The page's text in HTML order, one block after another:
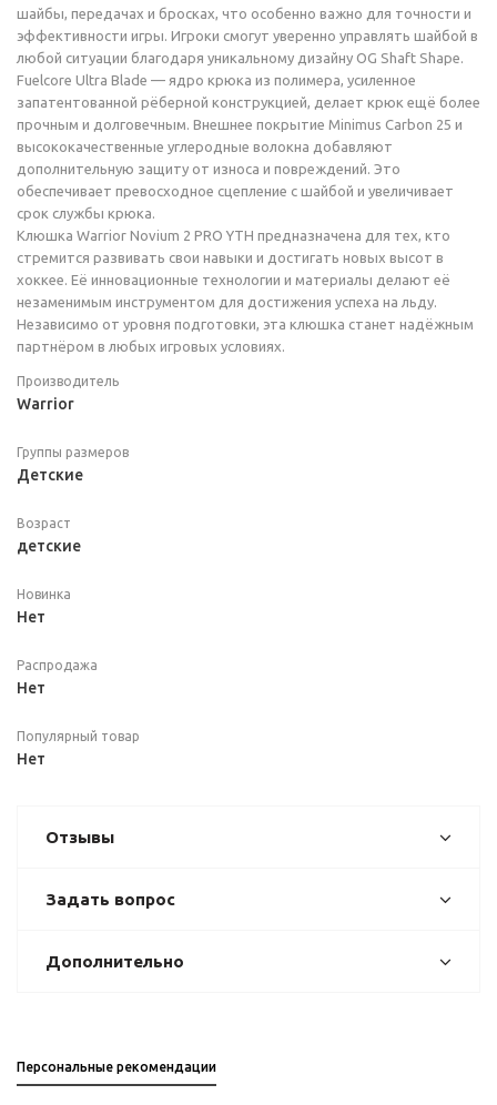
шайбы, передачах и бросках, что особенно важно для точности и
эффективности игры. Игроки смогут уверенно управлять шайбой в
любой ситуации благодаря уникальному дизайну OG Shaft Shape.
Fuelcore Ultra Blade — ядро крюка из полимера, усиленное
запатентованной рёберной конструкцией, делает крюк ещё более
прочным и долговечным. Внешнее покрытие Minimus Carbon 25 и
высококачественные углеродные волокна добавляют
дополнительную защиту от износа и повреждений. Это
обеспечивает превосходное сцепление с шайбой и увеличивает
срок службы крюка.
Клюшка Warrior Novium 2 PRO YTH предназначена для тех, кто
стремится развивать свои навыки и достигать новых высот в
хоккее. Её инновационные технологии и материалы делают её
незаменимым инструментом для достижения успеха на льду.
Независимо от уровня подготовки, эта клюшка станет надёжным
партнёром в любых игровых условиях.
Производитель
Warrior
Группы размеров
Детские
Возраст
детские
Новинка
Нет
Распродажа
Нет
Популярный товар
Нет
Отзывы
Задать вопрос
Дополнительно
Персональные рекомендации